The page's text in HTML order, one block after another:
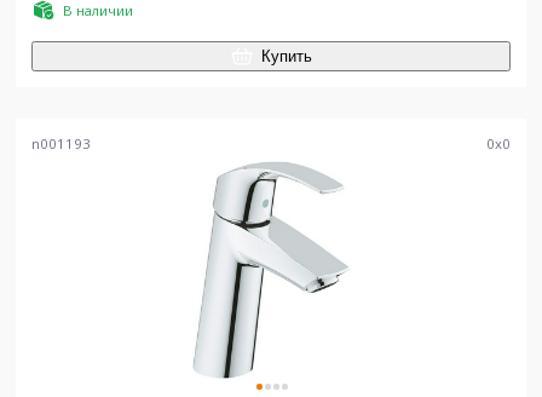
В наличии
Купить
n001193 0x0